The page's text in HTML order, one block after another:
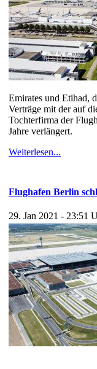
Emirates und Etihad,
Verträge mit der auf
Tochterfirma der
Jahre verlängert.
Weiterlesen...
Flughafen Berlin
29. Jan 2021 - 23:51